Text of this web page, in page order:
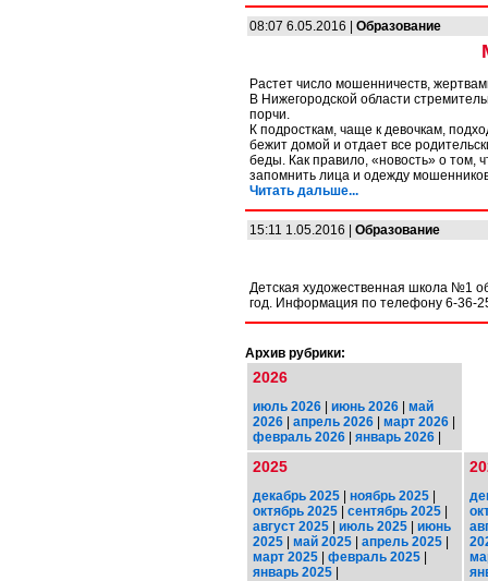
08:07 6.05.2016 | Образование
Растет число мошенничеств,
В Нижегородской области
порчи.
К подросткам, чаще к девочкам,
бежит домой и отдает все
беды. Как правило, «новость» о том,
запомнить лица и одежду
Читать дальше...
15:11 1.05.2016 | Образование
Детская художественная школа №1
год. Информация по телефону 6-36-
Архив рубрики:
2026
июль 2026 | июнь 2026 | май
2026 | апрель 2026 | март 2026 |
февраль 2026 | январь 2026 |
2025
декабрь 2025 | ноябрь 2025 |
октябрь 2025 | сентябрь 2025 |
август 2025 | июль 2025 | июнь
2025 | май 2025 | апрель 2025 |
март 2025 | февраль 2025 |
январь 2025 |